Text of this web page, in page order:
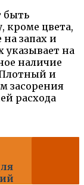
быть
цвета,
запах и
указывает на
наличие
и
засорения
расхода